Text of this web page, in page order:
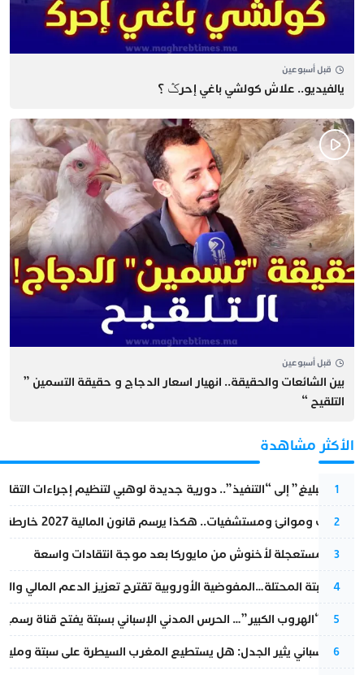
قبل أسبوعين
يالفيديو.. علاش كولشي باغي إحرݣ ؟
قبل أسبوعين
بين الشائعات والحقيقة.. انهيار اسعار الدجاج و حقيقة التسمين ”
التلقيح “
الأكثر مشاهدة
1
من “التبليغ” إلى “التنفيذ”.. دورية جديدة لوهبي لتنظيم إجراءات
2
قطارات وموانئ ومستشفيات.. هكذا يرسم قانون المالية 2027 خارطة المغرب المقبل
3
عودة مستعجلة لأخنوش من مايوركا بعد موجة انتقادات واسعة
4
أزمة سبتة المحتلة…المفوضية الأوروبية تقترح تعزيز الدعم المالي
5
عملية “الهروب الكبير”… الحرس المدني الإسباني بسبتة يفتح قناة
6
تقرير إسباني يثير الجدل: هل يستطيع المغرب السيطرة على سبتة